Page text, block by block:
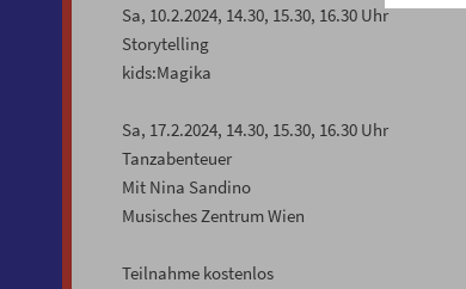
Sa, 10.2.2024, 14.30, 15.30, 16.30 Uhr
Storytelling
kids:Magika
Sa, 17.2.2024, 14.30, 15.30, 16.30 Uhr
Tanzabenteuer
Mit Nina Sandino
Musisches Zentrum Wien
Teilnahme kostenlos